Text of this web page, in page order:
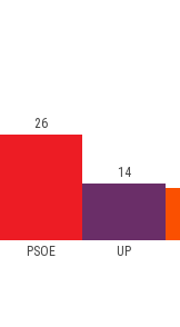
PSOE UP
26
14